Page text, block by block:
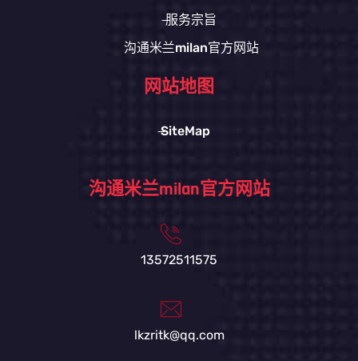
服务宗旨
沟通米兰milan官方网站
网站地图
SiteMap
沟通米兰milan官方网站
13572511575
lkzritk@qq.com